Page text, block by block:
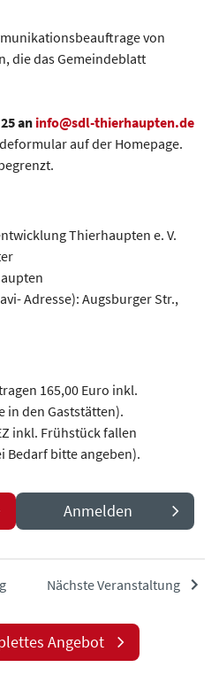
von
die das Gemeindeblatt
an info@sdl-thierhaupten.de
auf der Homepage.
Thierhaupten e. V.
Adresse): Augsburger Str.,
165,00 Euro inkl.
in den Gaststätten).
inkl. Frühstück fallen
Bedarf bitte angeben).
Anmelden
Nächste Veranstaltung
Angebot